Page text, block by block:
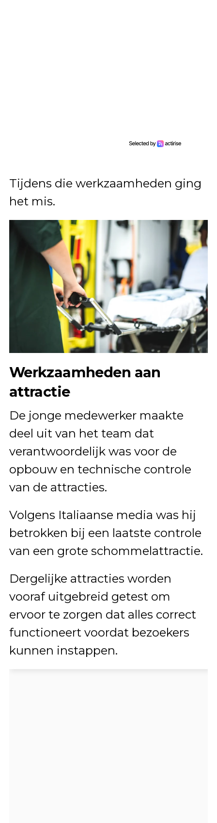
Tijdens die werkzaamheden ging
het mis.
Werkzaamheden aan
attractie
De jonge medewerker maakte
deel uit van het team dat
verantwoordelijk was voor de
opbouw en technische controle
van de attracties.
Volgens Italiaanse media was hij
betrokken bij een laatste controle
van een grote schommelattractie.
Dergelijke attracties worden
vooraf uitgebreid getest om
ervoor te zorgen dat alles correct
functioneert voordat bezoekers
kunnen instappen.